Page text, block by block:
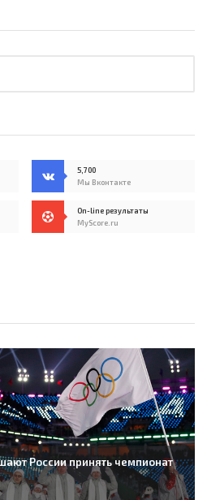
5,700
Мы Вконтакте
On-line результаты
MyScore.ru
России принять чемпионат